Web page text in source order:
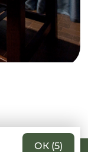
ОК (5)